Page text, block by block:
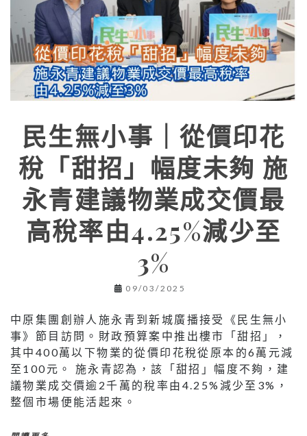
民生無小事｜從價印花
稅「甜招」幅度未夠 施
永青建議物業成交價最
高稅率由4.25%減少至
3%
09/03/2025
中原集團創辦人施永青到新城廣播接受《民生無小
事》節目訪問。財政預算案中推出樓市「甜招」，
其中400萬以下物業的從價印花稅從原本的6萬元減
至100元。 施永青認為，該「甜招」幅度不夠，建
議物業成交價逾2千萬的稅率由4.25%減少至3%，
整個市場便能活起來。